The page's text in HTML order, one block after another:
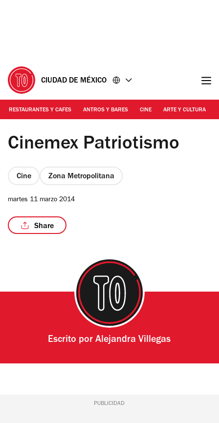
CIUDAD DE MÉXICO
RESTAURANTES Y CAFES ANTROS Y BARES CINE ARTE Y CULTURA
Foto: Alejandra Villegas
Cinemex Patriotismo
Cine Zona Metropolitana
martes 11 marzo 2014
Share
Escrito porAlejandra Villegas
PUBLICIDAD